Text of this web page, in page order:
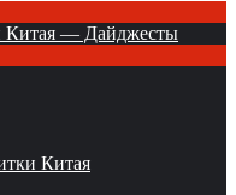
Китая — Дайджесты
Китая